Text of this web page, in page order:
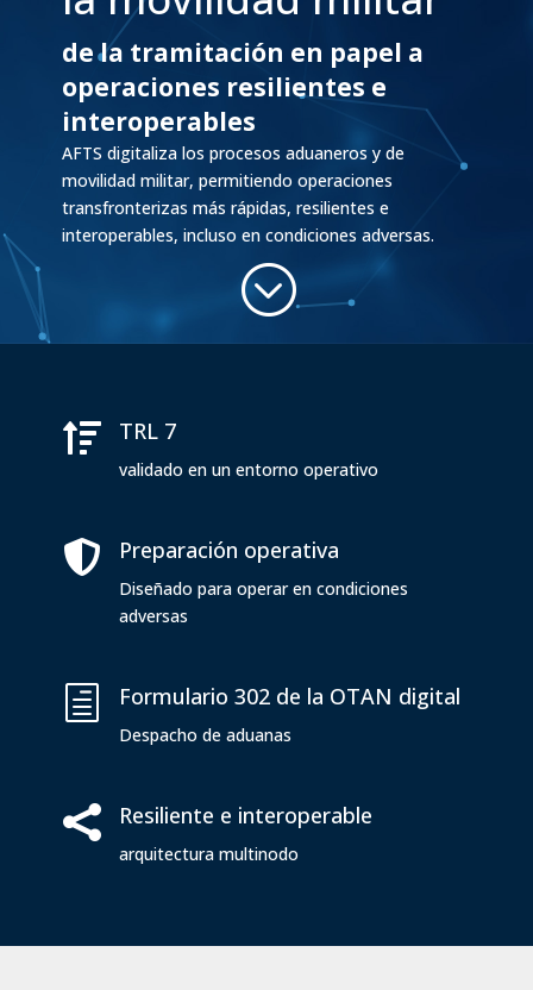
de la tramitación en papel a
operaciones resilientes e
interoperables
AFTS digitaliza los procesos aduaneros y de
movilidad militar, permitiendo operaciones
transfronterizas más rápidas, resilientes e
interoperables, incluso en condiciones adversas.
;
 TRL 7
validado en un entorno operativo
 Preparación operativa
Diseñado para operar en condiciones
adversas
h Formulario 302 de la OTAN digital
Despacho de aduanas
 Resiliente e interoperable
arquitectura multinodo